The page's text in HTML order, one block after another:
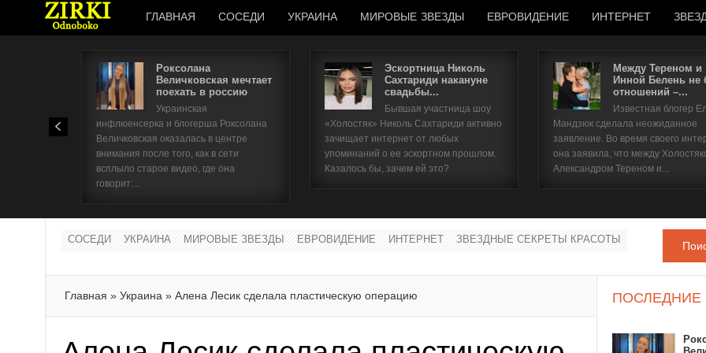
ГЛАВНАЯ СОСЕДИ УКРАИНА МИРОВЫЕ ЗВЕЗДЫ ЕВРОВИДЕНИЕ ИНТЕРНЕТ
Роксолана
Величковская мечтает
поехать в россию
Украинская
инфлюенсерка и блогерша Роксолана
Величковская оказалась в центре
внимания после того, как в сети
всплыло старое видео, где она
говорит:...
Эскортница Николь
Сахтариди накануне
свадьбы...
Бывшая участница шоу
«Холостяк» Николь Сахтариди активно
зачищает интернет от любых
упоминаний о ее эскортном прошлом.
Казалось бы, зачем ей это?
Между Тереном и
Инной Белень не
отношений –...
Известная блогер
Мандзюк сделала неожиданное
заявление. Во время своего
она заявила, что между
Александром Тереном и...
СОСЕДИ УКРАИНА МИРОВЫЕ ЗВЕЗДЫ ЕВРОВИДЕНИЕ ИНТЕРНЕТ ЗВЕЗДНЫЕ СЕКРЕТЫ КРАСОТЫ
Главная » Украина » Алена Лесик сделала пластическую операцию ПОСЛЕДНИЕ
Имя пользователя
Забыли имя пользователя?